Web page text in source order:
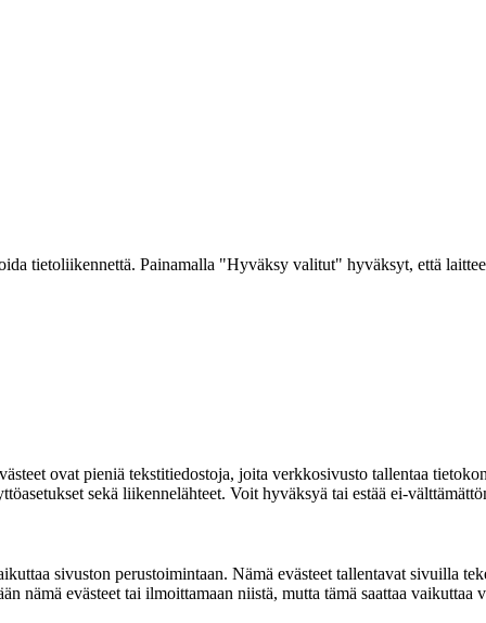
tietoliikennettä. Painamalla "Hyväksy valitut" hyväksyt, että
ovat pieniä tekstitiedostoja, joita verkkosivusto tallentaa
sekä liikennelähteet. Voit hyväksyä tai estää ei-
sivuston perustoimintaan. Nämä evästeet tallentavat sivuilla
nämä evästeet tai ilmoittamaan niistä, mutta tämä saattaa